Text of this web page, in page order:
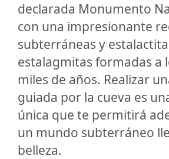
declarada Monumento
con una impresionante
subterráneas y
estalagmitas formadas a
miles de años. Realizar
guiada por la cueva es
única que te permitirá
un mundo subterráneo
belleza.